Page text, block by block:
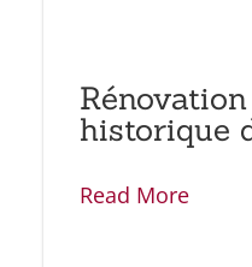
historique
Read More